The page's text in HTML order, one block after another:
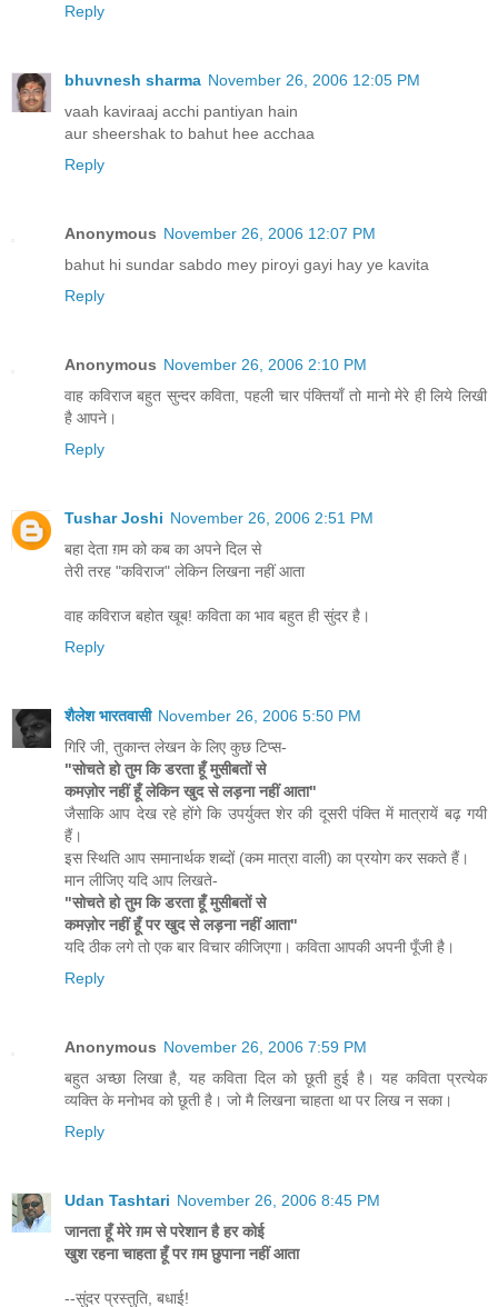
Reply
bhuvnesh sharma November 26, 2006 12:05 PM
vaah kaviraaj acchi pantiyan hain
aur sheershak to bahut hee acchaa
Reply
Anonymous November 26, 2006 12:07 PM
bahut hi sundar sabdo mey piroyi gayi hay ye kavita
Reply
Anonymous November 26, 2006 2:10 PM
वाह कविराज बहुत सुन्दर कविता, पहली चार पंक्तियाँ तो मानो मेरे ही लिये लिखी
है आपने।
Reply
Tushar Joshi November 26, 2006 2:51 PM
बहा देता ग़म को कब का अपने दिल से
तेरी तरह "कविराज" लेकिन लिखना नहीं आता
वाह कविराज बहोत खूब! कविता का भाव बहुत ही सुंदर है।
Reply
शैलेश भारतवासी November 26, 2006 5:50 PM
गिरि जी, तुकान्त लेखन के लिए कुछ टिप्स-
"सोचते हो तुम कि डरता हूँ मुसीबतों से
कमज़ोर नहीं हूँ लेकिन खुद से लड़ना नहीं आता"
जैसाकि आप देख रहे होंगे कि उपर्युक्त शेर की दूसरी पंक्ति में मात्रायें बढ़ गयी
हैं।
इस स्थिति आप समानार्थक शब्दों (कम मात्रा वाली) का प्रयोग कर सकते हैं।
मान लीजिए यदि आप लिखते-
"सोचते हो तुम कि डरता हूँ मुसीबतों से
कमज़ोर नहीं हूँ पर खुद से लड़ना नहीं आता"
यदि ठीक लगे तो एक बार विचार कीजिएगा। कविता आपकी अपनी पूँजी है।
Reply
Anonymous November 26, 2006 7:59 PM
बहुत अच्‍छा लिखा है, यह कविता दिल को छूती हुई है। यह कविता प्रत्‍येक
व्‍यक्ति के मनोभव को छूती है। जो मै लिखना चा‍हता था पर लिख न सका।
Reply
Udan Tashtari November 26, 2006 8:45 PM
जानता हूँ मेरे ग़म से परेशान है हर कोई
खुश रहना चाहता हूँ पर ग़म छुपाना नहीं आता
--सुंदर प्रस्तुति, बधाई!